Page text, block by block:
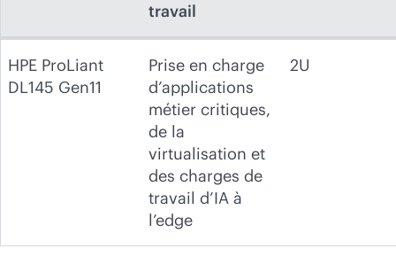
travail
HPE ProLiant
DL145 Gen11
Prise en charge
d’applications
métier critiques,
de la
virtualisation et
des charges de
travail d’IA à
l’edge
2U